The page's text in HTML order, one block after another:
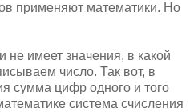
применяют математики. Но
не имеет значения, в какой
число. Так вот, в
сумма цифр одного и того
система счисления